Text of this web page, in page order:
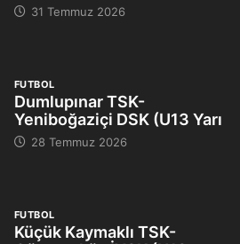
31 Temmuz 2026
FUTBOL
Dumlupınar TSK-
Yeniboğaziçi DSK (U13 Yarı
28 Temmuz 2026
FUTBOL
Küçük Kaymaklı TSK-